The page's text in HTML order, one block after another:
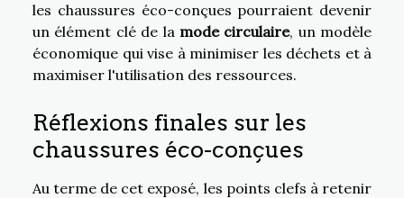
les chaussures éco-conçues pourraient devenir
un élément clé de la mode circulaire, un modèle
économique qui vise à minimiser les déchets et à
maximiser l'utilisation des ressources.
Réflexions finales sur les
chaussures éco-conçues
Au terme de cet exposé, les points clefs à retenir